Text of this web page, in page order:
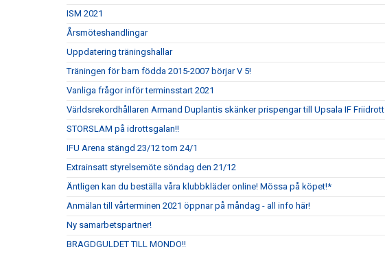
ISM 2021
Årsmöteshandlingar
Uppdatering träningshallar
Träningen för barn födda 2015-2007 börjar V 5!
Vanliga frågor inför terminsstart 2021
Världsrekordhållaren Armand Duplantis skänker prispengar till Upsala IF Friidrott
STORSLAM på idrottsgalan!!
IFU Arena stängd 23/12 tom 24/1
Extrainsatt styrelsemöte söndag den 21/12
Äntligen kan du beställa våra klubbkläder online! Mössa på köpet!*
Anmälan till vårterminen 2021 öppnar på måndag - all info här!
Ny samarbetspartner!
BRAGDGULDET TILL MONDO!!